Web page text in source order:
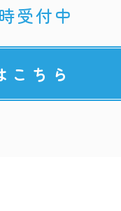
受付中
こちら